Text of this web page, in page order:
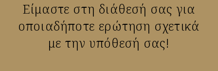
Είμαστε στη διάθεσή σας για
οποιαδήποτε ερώτηση σχετικά
με την υπόθεσή σας!